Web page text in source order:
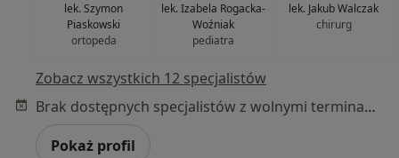
lek. Szymon
Piaskowski
ortopeda
lek. Izabela Rogacka-
Woźniak
pediatra
lek. Jakub Walczak
chirurg
Zobacz wszystkich 12 specjalistów
Brak dostępnych specjalistów z wolnymi terminami w tym centrum medycznym.
Pokaż profil